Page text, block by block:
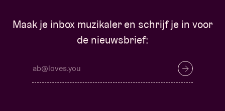
Maak je inbox muzikaler en schrijf je in voor
de nieuwsbrief: